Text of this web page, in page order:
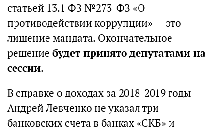
статьей 13.1 ФЗ №273-ФЗ «О
противодействии коррупции» — это
лишение мандата. Окончательное
решение будет принято депутатами на
сессии.
В справке о доходах за 2018-2019 годы
Андрей Левченко не указал три
банковских счета в банках «СКБ» и